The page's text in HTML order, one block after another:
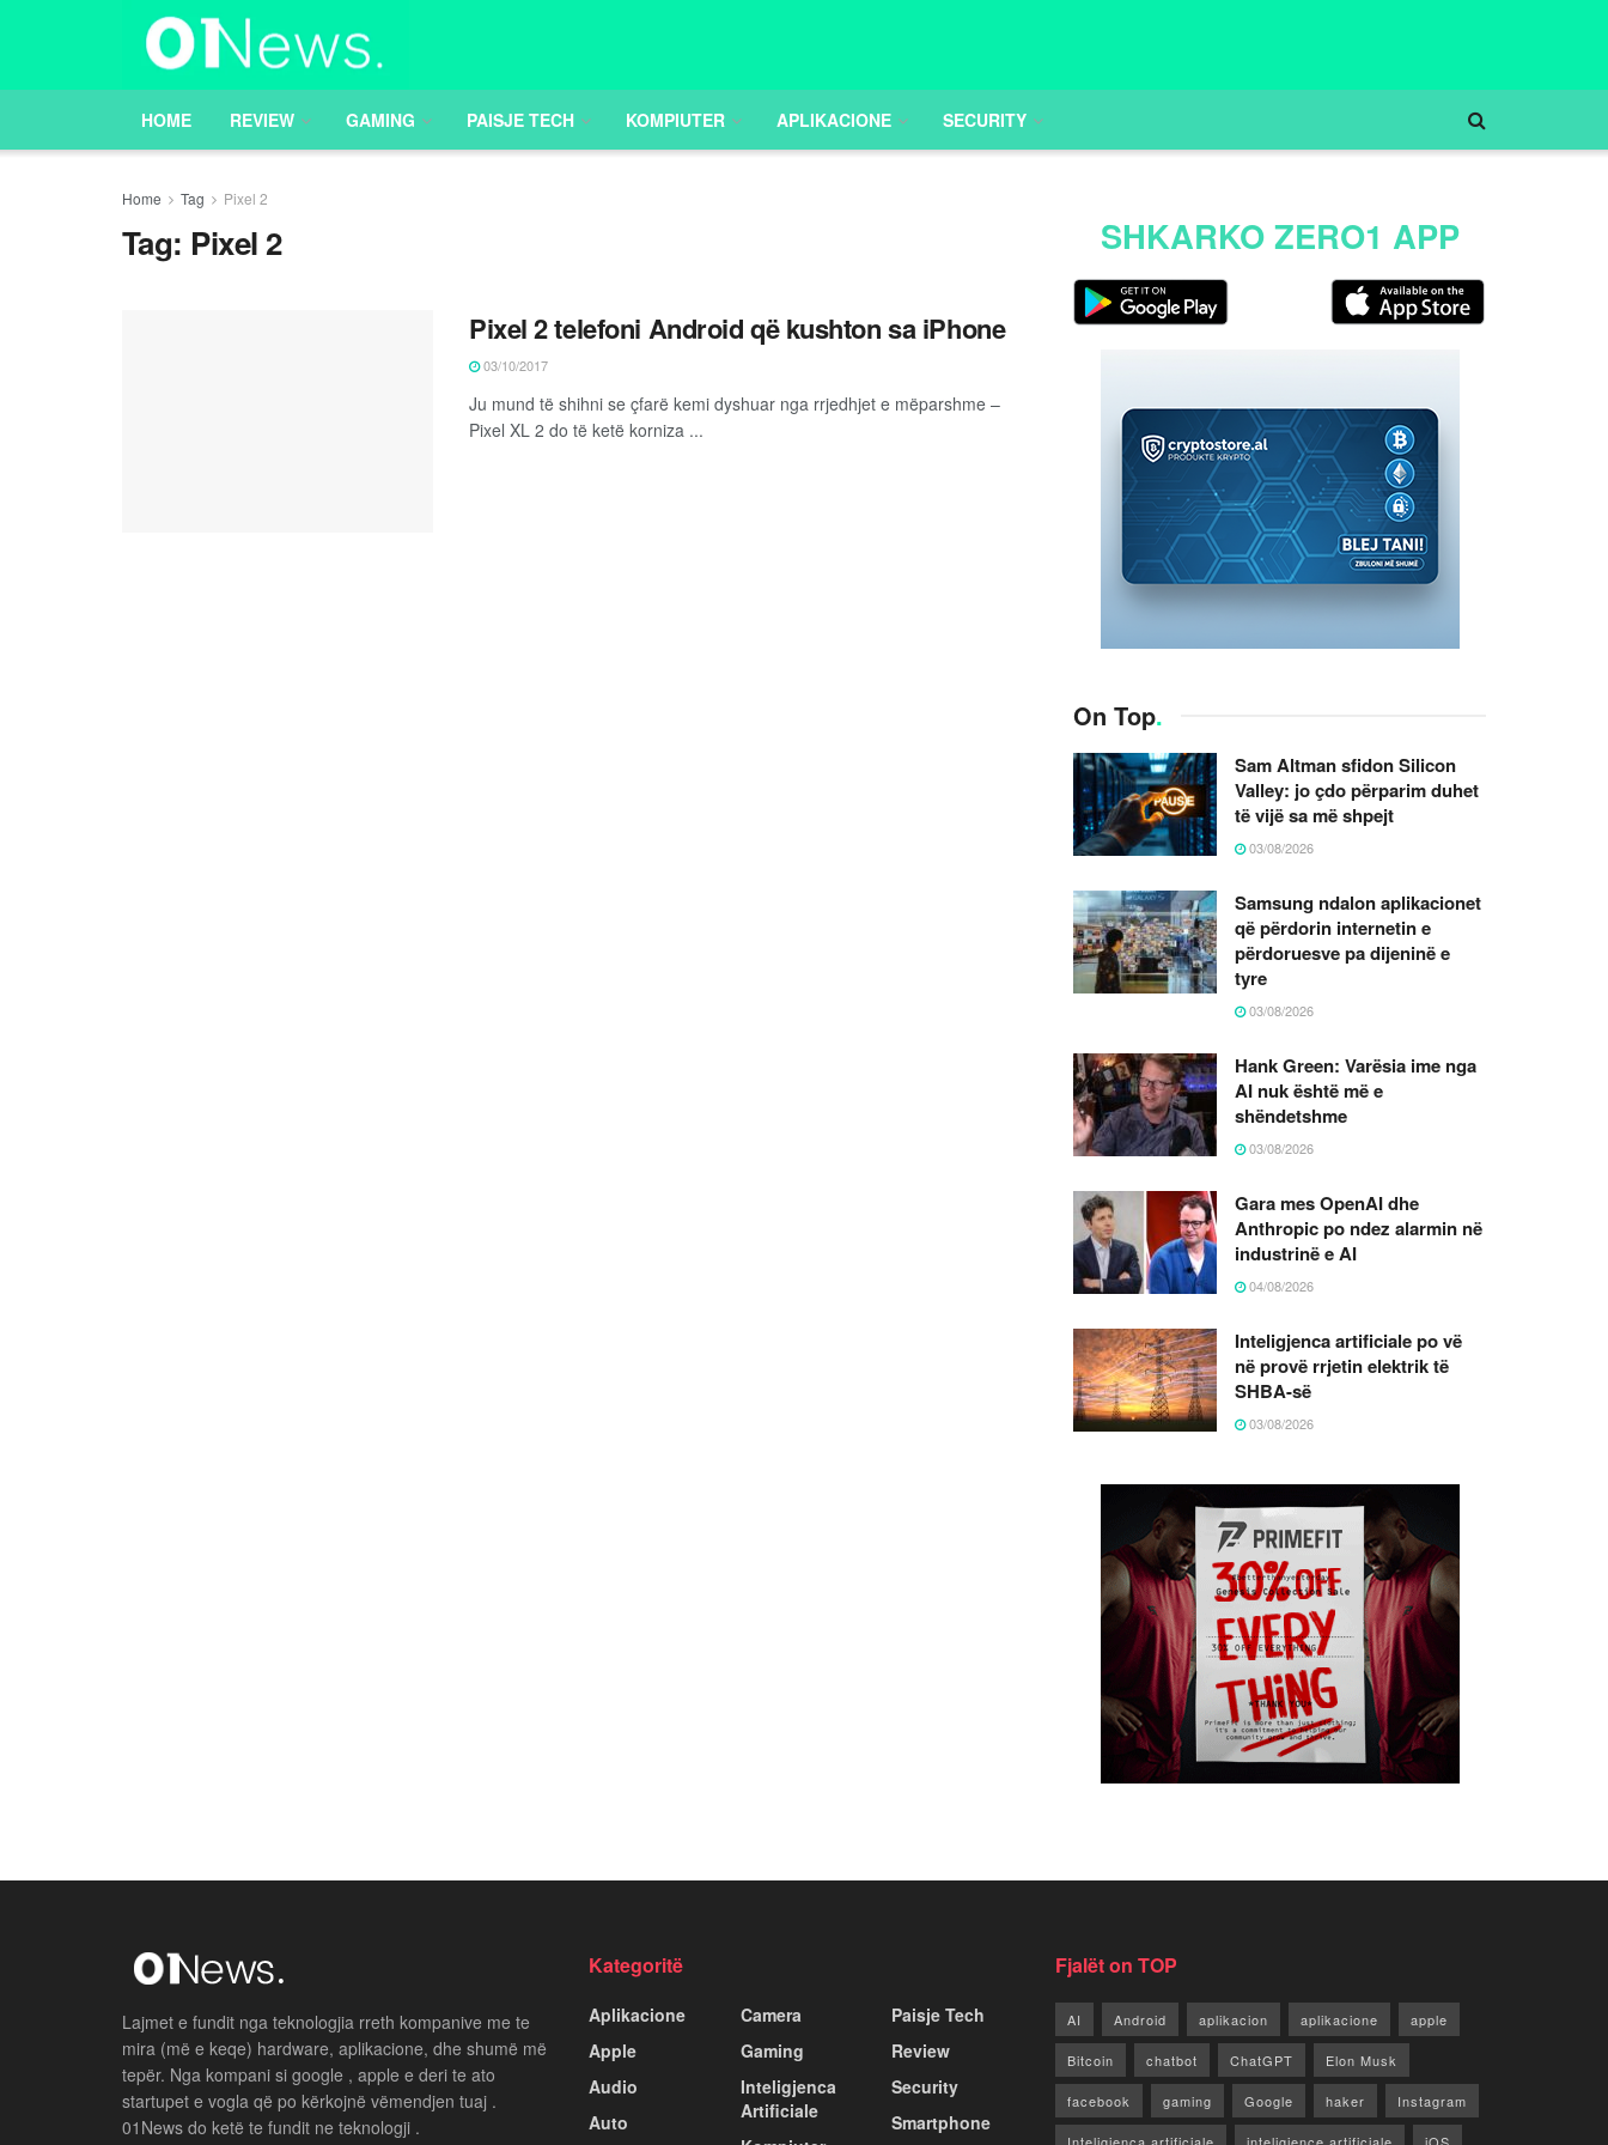
HOME REVIEW GAMING PAISJE TECH KOMPIUTER APLIKACIONE SECURITY
Home Tag Pixel 2
Tag: Pixel 2
Pixel 2 telefoni Android që kushton sa iPhone
03/10/2017
Ju mund të shihni se çfarë kemi dyshuar nga rrjedhjet e mëparshme –
Pixel XL 2 do të ketë korniza ...
SHKARKO ZERO1 APP
On Top.
Sam Altman sfidon Silicon
Valley: jo çdo përparim duhet
të vijë sa më shpejt
03/08/2026
Samsung ndalon aplikacionet
që përdorin internetin e
përdoruesve pa dijeninë e
tyre
03/08/2026
Hank Green: Varësia ime nga
AI nuk është më e
shëndetshme
03/08/2026
Gara mes OpenAI dhe
Anthropic po ndez alarmin në
industrinë e AI
04/08/2026
Inteligjenca artificiale po vë
në provë rrjetin elektrik të
SHBA-së
03/08/2026
Lajmet e fundit nga teknologjia rreth kompanive me te
mira (më e keqe) hardware, aplikacione, dhe shumë më
tepër. Nga kompani si google , apple e deri te ato
startupet e vogla që po kërkojnë vëmendjen tuaj .
01News do ketë te fundit ne teknologji .
Kategoritë
Aplikacione
Apple
Audio
Auto
Camera
Gaming
Inteligjenca
Artificiale
Paisje Tech
Review
Security
Smartphone
Fjalët on TOP
AI Android aplikacion aplikacione apple
Bitcoin chatbot ChatGPT Elon Musk
facebook gaming Google haker Instagram